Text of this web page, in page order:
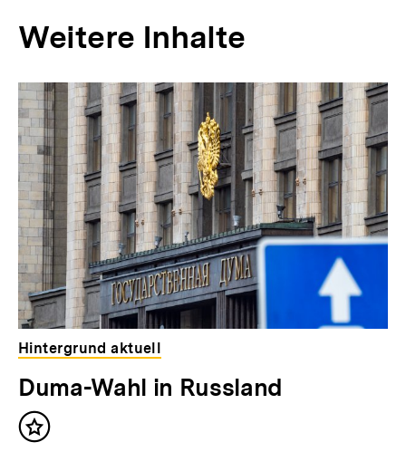
Weitere Inhalte
Inhaltskarousell
für
weitere
Inhalte
Inhaltskarussell
überspringen
Hintergrund aktuell
Duma-Wahl in Russland
Inhalt